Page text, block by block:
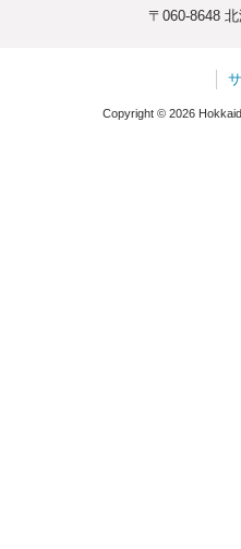
〒060-8648
Copyright © 2026